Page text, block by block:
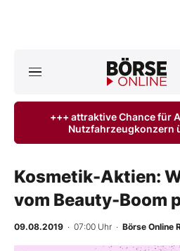
ktuelle Ausgabe
Anlageprodukte
Finanz-Check
+++ attraktive Chance für
Nutzfahrzeugkonzern
Kosmetik-Aktien:
vom Beauty-Boom
09.08.2019 · 07:00 Uhr · Börse Online